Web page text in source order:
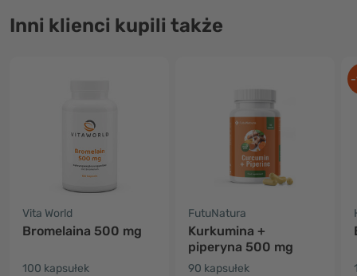
Inni klienci kupili także
Vita World
Bromelaina 500 mg
100 kapsułek
FutuNatura
Kurkumina +
piperyna 500 mg
90 kapsułek
-